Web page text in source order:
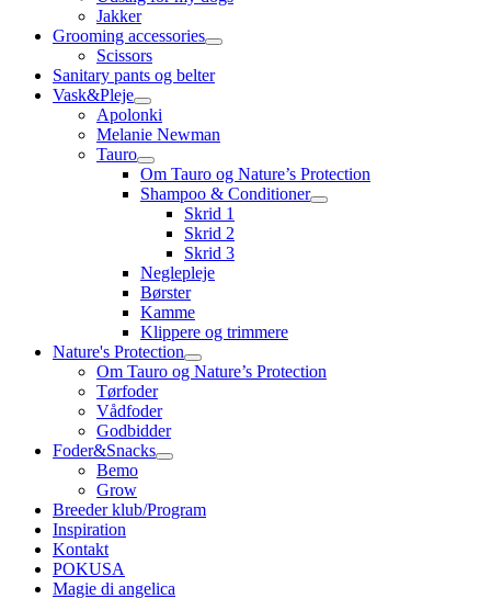
Jakker
Grooming accessories
Scissors
Sanitary pants og belter
Vask&Pleje
Apolonki
Melanie Newman
Tauro
Om Tauro og Nature’s Protection
Shampoo & Conditioner
Skrid 1
Skrid 2
Skrid 3
Neglepleje
Børster
Kamme
Klippere og trimmere
Nature's Protection
Om Tauro og Nature’s Protection
Tørfoder
Vådfoder
Godbidder
Foder&Snacks
Bemo
Grow
Breeder klub/Program
Inspiration
Kontakt
POKUSA
Magie di angelica